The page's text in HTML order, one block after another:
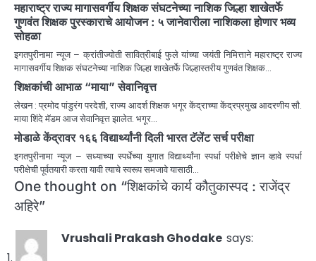
महाराष्ट्र राज्य मागासवर्गीय शिक्षक संघटनेच्या नाशिक जिल्हा शाखेतर्फे
गुणवंत शिक्षक पुरस्काराचे आयोजन : ५ जानेवारीला नाशिकला होणार भव्य
सोहळा
इगतपुरीनामा न्यूज – क्रांतीज्योती सावित्रीबाई फुले यांच्या जयंती निमित्ताने महाराष्ट्र राज्य
मागासवर्गीय शिक्षक संघटनेच्या नाशिक जिल्हा शाखेतर्फे जिल्हास्तरीय गुणवंत शिक्षक…
शिक्षकांची आभाळ “माया” सेवानिवृत्त
लेखन : प्रमोद पांडुरंग परदेशी, राज्य आदर्श शिक्षक भगूर केंद्राच्या केंद्रप्रमुख आदरणीय सौ.
माया शिंदे मॅडम आज सेवानिवृत्त झालेत. भगूर…
मोडाळे केंद्रावर १६६ विद्यार्थ्यांनी दिली भारत टॅलेंट सर्च परीक्षा
इगतपुरीनामा न्यूज – सध्याच्या स्पर्धेच्या युगात विद्यार्थ्यांना स्पर्धा परीक्षेचे ज्ञान व्हावे स्पर्धा
परीक्षेची पूर्वतयारी करता यावी त्याचे स्वरूप समजावे यासाठी…
One thought on “शिक्षकांचे कार्य कौतुकास्पद : राजेंद्र
अहिरे”
Vrushali Prakash Ghodake says: